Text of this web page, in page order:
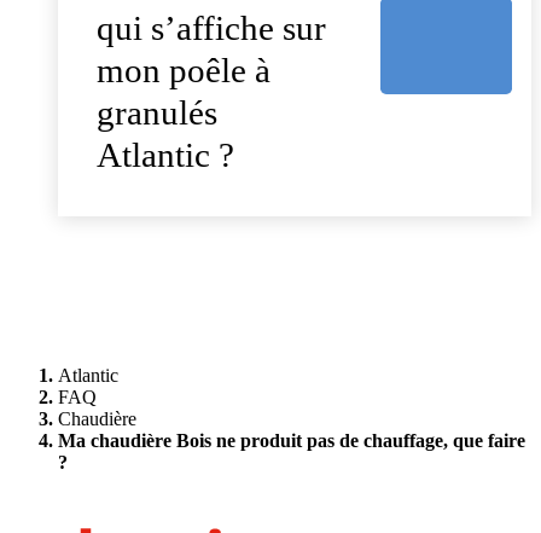
qui s’affiche sur
mon poêle à
granulés
Atlantic ?
Atlantic
FAQ
Chaudière
Ma chaudière Bois ne produit pas de chauffage, que faire
?